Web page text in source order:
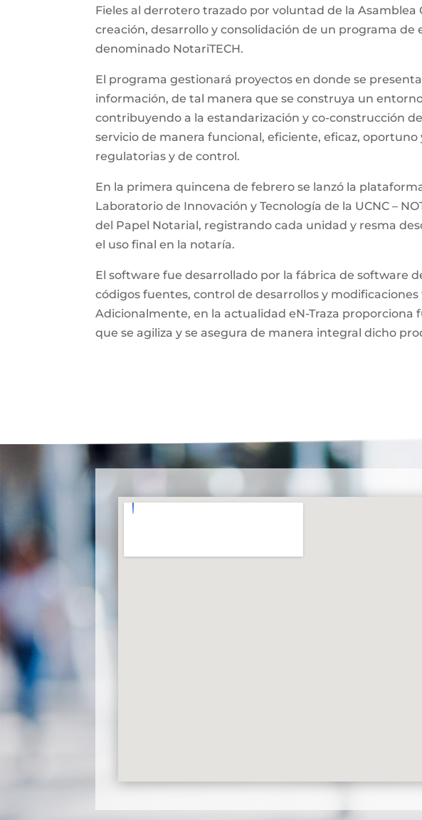
Fieles al derrotero trazado por voluntad de la Asamblea
creación, desarrollo y consolidación de un programa
denominado NotariTECH.
El programa gestionará proyectos en donde se
información, de tal manera que se construya un
contribuyendo a la estandarización y co-construcción
servicio de manera funcional, eficiente, eficaz,
regulatorias y de control.
En la primera quincena de febrero se lanzó la
Laboratorio de Innovación y Tecnología de la UCNC –
del Papel Notarial, registrando cada unidad y resma
el uso final en la notaría.
El software fue desarrollado por la fábrica de software
códigos fuentes, control de desarrollos y
Adicionalmente, en la actualidad eN-Traza
que se agiliza y se asegura de manera integral dicho